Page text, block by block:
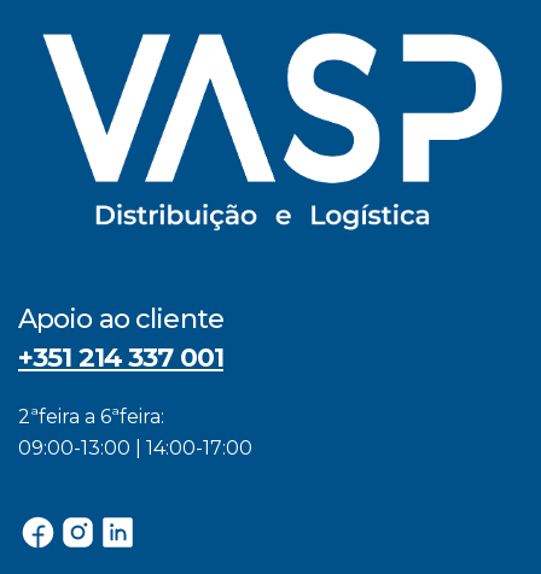
Apoio ao cliente
+351 214 337 001
2ªfeira a 6ªfeira:
09:00-13:00 | 14:00-17:00